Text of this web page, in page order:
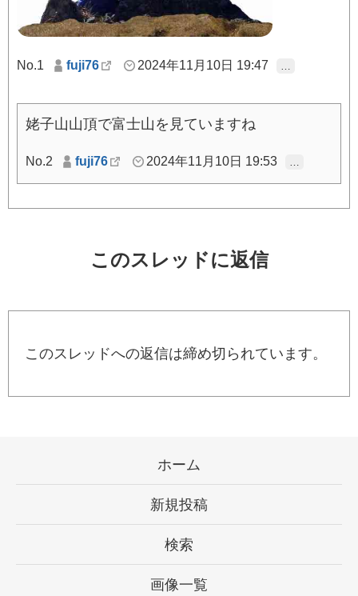
No.1 fuji76 2024年11月10日 19:47
姥子山山頂で富士山を見ていますね
No.2 fuji76 2024年11月10日 19:53
このスレッドに返信
このスレッドへの返信は締め切られています。
ホーム
新規投稿
検索
画像一覧